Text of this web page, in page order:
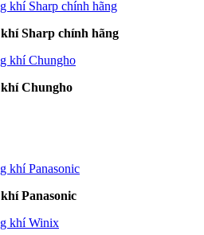
Sharp chính hãng
Chungho
Panasonic